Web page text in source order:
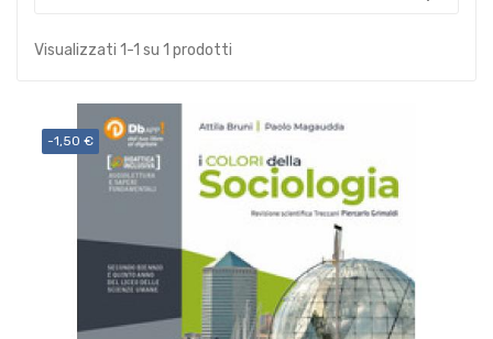
Visualizzati 1-1 su 1 prodotti
-1,50 €